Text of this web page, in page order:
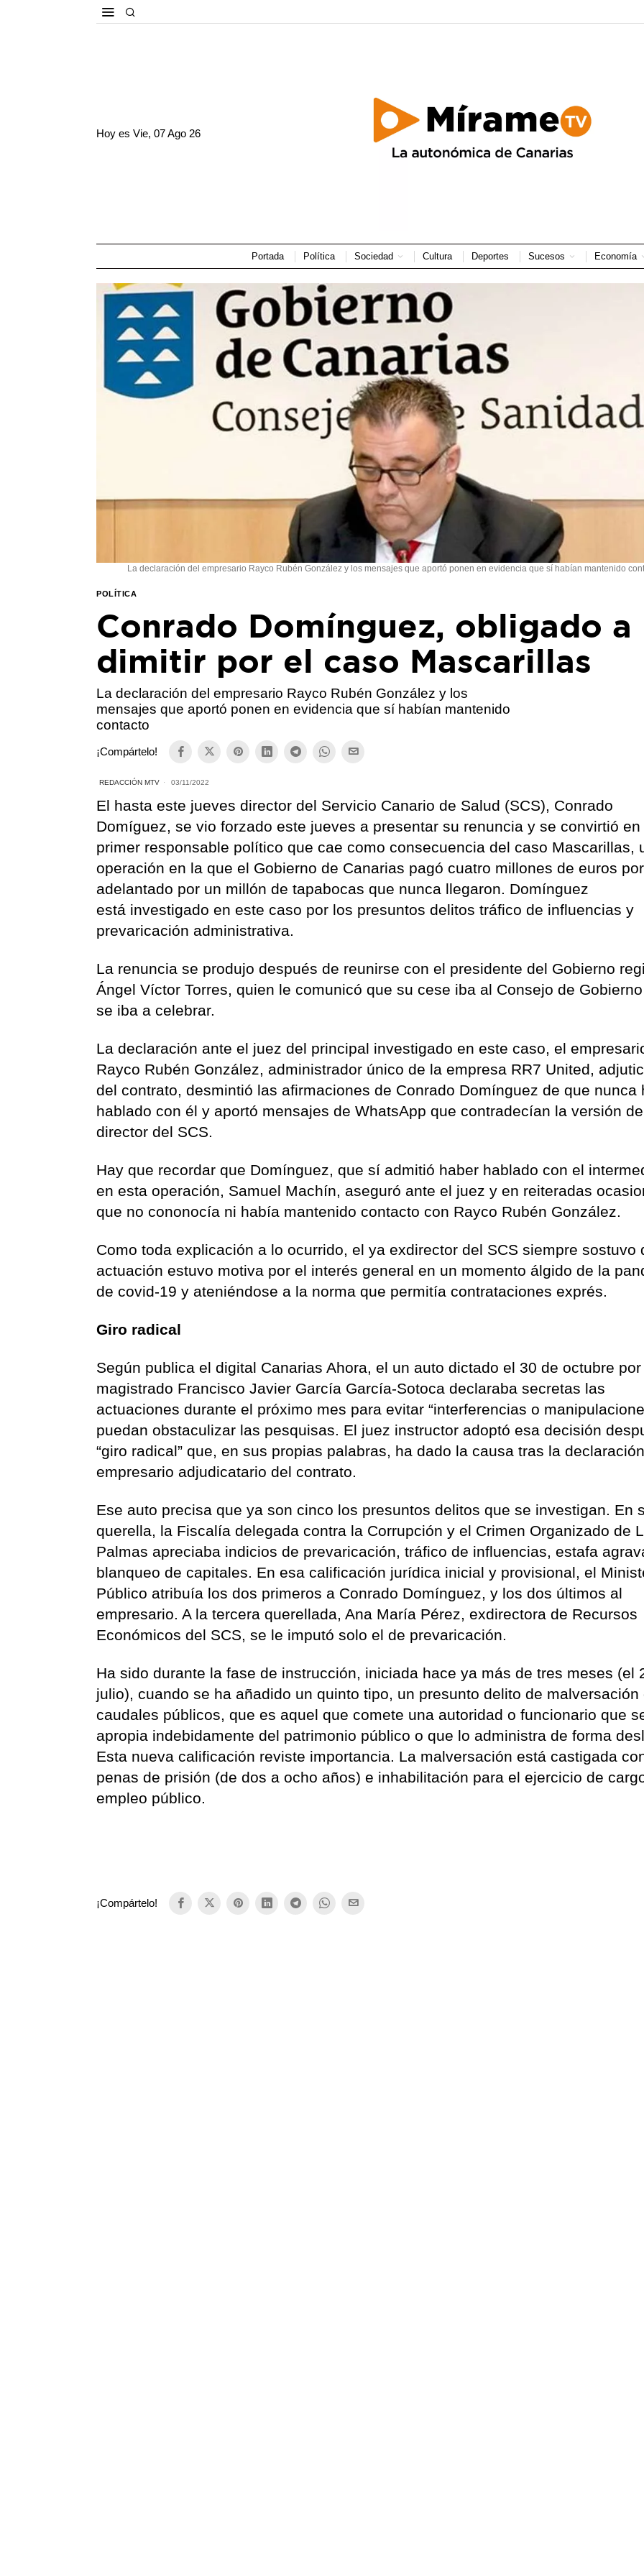
Hoy esVie, 07 Ago 26
Portada Política Sociedad Cultura Deportes Sucesos Economía
La declaración del empresario Rayco Rubén González y los mensajes que aportó ponen en evidencia que sí habían mantenido
POLÍTICA
Conrado Domínguez, obligado a
dimitir por el caso Mascarillas
La declaración del empresario Rayco Rubén González y los
mensajes que aportó ponen en evidencia que sí habían mantenido
contacto
¡Compártelo!
REDACCIÓN MTV 03/11/2022
El hasta este jueves director del Servicio Canario de Salud (SCS), Conrado
Domíguez, se vio forzado este jueves a presentar su renuncia y se convirtió en
primer responsable político que cae como consecuencia del caso Mascarillas,
operación en la que el Gobierno de Canarias pagó cuatro millones de euros por
adelantado por un millón de tapabocas que nunca llegaron. Domínguez
está investigado en este caso por los presuntos delitos tráfico de influencias y
prevaricación administrativa.
La renuncia se produjo después de reunirse con el presidente del Gobierno
Ángel Víctor Torres, quien le comunicó que su cese iba al Consejo de
se iba a celebrar.
La declaración ante el juez del principal investigado en este caso, el
Rayco Rubén González, administrador único de la empresa RR7 United,
del contrato, desmintió las afirmaciones de Conrado Domínguez de que nunca
hablado con él y aportó mensajes de WhatsApp que contradecían la versión
director del SCS.
Hay que recordar que Domínguez, que sí admitió haber hablado con el
en esta operación, Samuel Machín, aseguró ante el juez y en reiteradas
que no cononocía ni había mantenido contacto con Rayco Rubén González.
Como toda explicación a lo ocurrido, el ya exdirector del SCS siempre sostuvo
actuación estuvo motiva por el interés general en un momento álgido de la
de covid-19 y ateniéndose a la norma que permitía contrataciones exprés.
Giro radical
Según publica el digital Canarias Ahora, el un auto dictado el 30 de octubre por
magistrado Francisco Javier García García-Sotoca declaraba secretas las
actuaciones durante el próximo mes para evitar “interferencias o
puedan obstaculizar las pesquisas. El juez instructor adoptó esa decisión
“giro radical” que, en sus propias palabras, ha dado la causa tras la
empresario adjudicatario del contrato.
Ese auto precisa que ya son cinco los presuntos delitos que se investigan. En
querella, la Fiscalía delegada contra la Corrupción y el Crimen Organizado de
Palmas apreciaba indicios de prevaricación, tráfico de influencias, estafa
blanqueo de capitales. En esa calificación jurídica inicial y provisional, el
Público atribuía los dos primeros a Conrado Domínguez, y los dos últimos al
empresario. A la tercera querellada, Ana María Pérez, exdirectora de Recursos
Económicos del SCS, se le imputó solo el de prevaricación.
Ha sido durante la fase de instrucción, iniciada hace ya más de tres meses (el
julio), cuando se ha añadido un quinto tipo, un presunto delito de malversación
caudales públicos, que es aquel que comete una autoridad o funcionario que
apropia indebidamente del patrimonio público o que lo administra de forma
Esta nueva calificación reviste importancia. La malversación está castigada
penas de prisión (de dos a ocho años) e inhabilitación para el ejercicio de
empleo público.
¡Compártelo!